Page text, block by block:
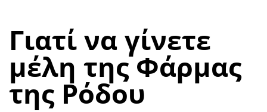
Γιατί να γίνετε
μέλη της Φάρμας
της Ρόδου